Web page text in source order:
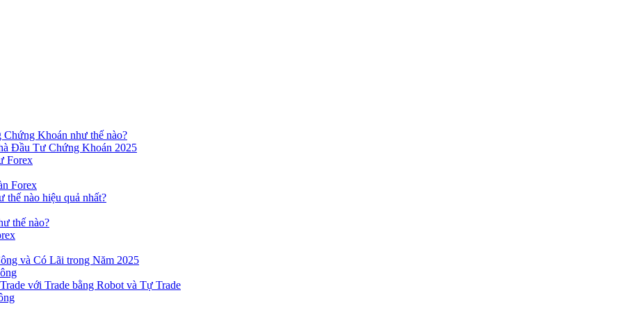
Khoán như thế nào?
Đầu Tư Chứng Khoán 2025
Forex
Forex
nào hiệu quả nhất?
thế nào?
và Có Lãi trong Năm 2025
với Trade bằng Robot và Tự Trade